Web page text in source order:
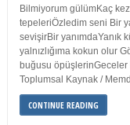
Bilmiyorum gülümKaç
tepeleriÖzledim seni Bir
sevişirBir yanımdaYanık
yalnızlığıma kokun olur
buğusu
Toplumsal Kaynak /
CONTINUE READING